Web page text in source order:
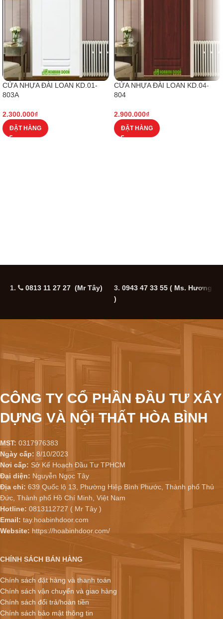
CỬA NHỰA ĐÀI LOAN KD.01-
803A
2.300.000₫
ĐẶT HÀNG
CỬA NHỰA ĐÀI LOAN KD.04-
804
2.900.000₫
ĐẶT HÀNG
1. 0813 11 27 27 (Mr Tây) 3. 0943 47 33 55 ( Ms. Hương
)
CÔNG TY CỔ PHẦN ĐẦU TƯ XÂY
DỰNG VÀ NỘI THẤT HÒA BÌNH
MST: 0317976383
Ngày cấp: 8/10/2023
Nơi cấp: Sở Kế Hoạch Đầu Tư TPHCM
Đại diện: Nguyễn Ngọc Tây
Địa chỉ: 639 Quốc lộ 13, Phường Hiệp Bình Phước, Thành phố Thủ
Đức, Thành phố Hồ Chí Minh, Việt Nam
Hotline: 0813112727 ( Mr Tây )
Email: tay.hoabinhdoor.com
Website: https://hoabinhdoor.com/
CHÍNH SÁCH BÁN HÀNG
Chính sách đặt hàng và thanh toán
Chính sách vận chuyển và giao hàng
Chính sách đổi trả/hoàn tiền
Chính sách bảo mật thông tin